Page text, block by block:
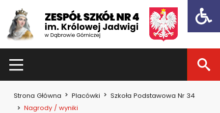
Dla uczniów
Strona Główna Placówki
Szkoła Podstawowa Nr 34
Nagrody / wyniki